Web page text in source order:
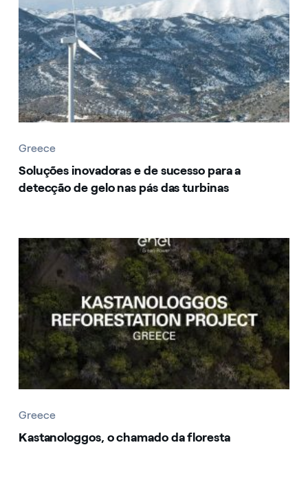
Greece
Soluções inovadoras e de sucesso para a
detecção de gelo nas pás das turbinas
Greece
Greece
Kastanologgos, o chamado da floresta